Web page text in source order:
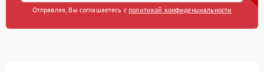
Отправляя, Вы соглашаетесь с политикой конфиденциальности